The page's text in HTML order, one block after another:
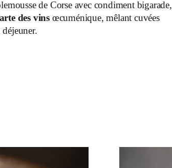
de Corse avec condiment bigarade,
des vins œcuménique, mêlant cuvées